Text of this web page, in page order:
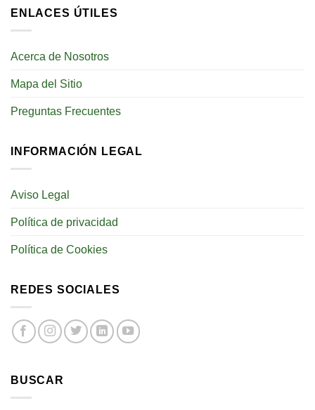
ENLACES ÚTILES
Acerca de Nosotros
Mapa del Sitio
Preguntas Frecuentes
INFORMACIÓN LEGAL
Aviso Legal
Política de privacidad
Política de Cookies
REDES SOCIALES
BUSCAR